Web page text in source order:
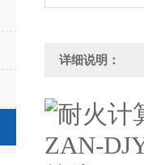
详细说明：